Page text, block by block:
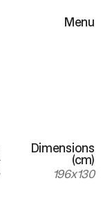
Menu
Dimensions
(cm)
196x130